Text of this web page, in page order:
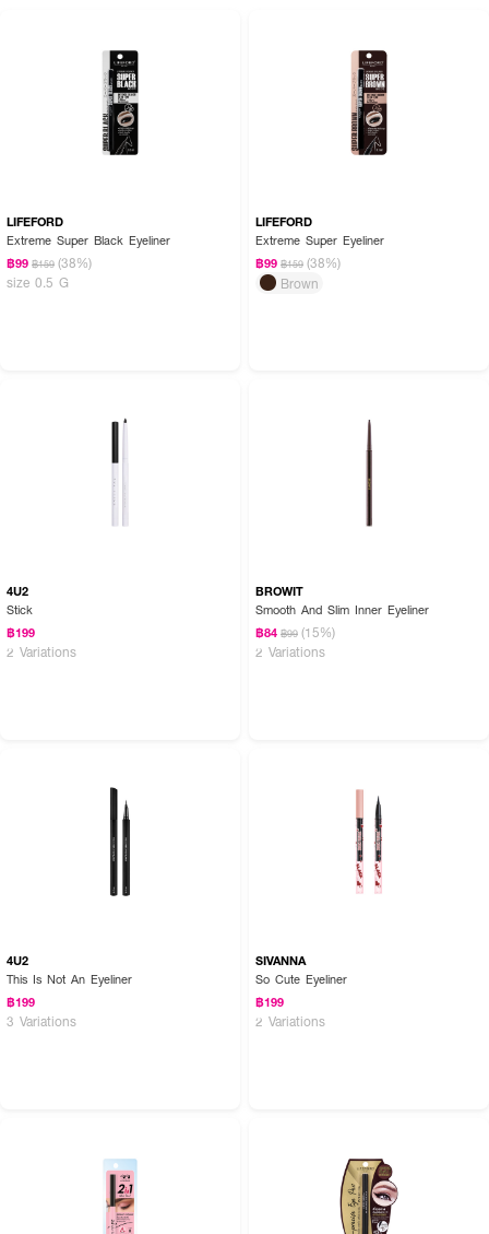
LIFEFORD
Extreme Super Black Eyeliner
฿99 ฿159 (38%)
size 0.5 G
LIFEFORD
Extreme Super Eyeliner
฿99 ฿159 (38%)
Brown
4U2
Stick
฿199
2 Variations
BROWIT
Smooth And Slim Inner Eyeliner
฿84 ฿99 (15%)
2 Variations
4U2
This Is Not An Eyeliner
฿199
3 Variations
SIVANNA
So Cute Eyeliner
฿199
2 Variations